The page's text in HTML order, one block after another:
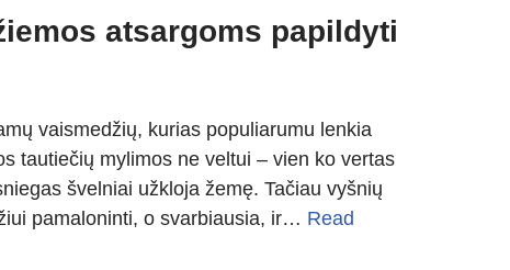
atsargoms papildyti
vaismedžių, kurias populiarumu lenkia
tautiečių mylimos ne veltui – vien ko vertas
švelniai užkloja žemę. Tačiau vyšnių
pamaloninti, o svarbiausia, ir… Read